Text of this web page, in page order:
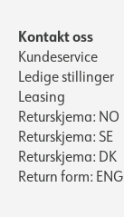
Kontakt oss
Kundeservice
Ledige stillinger
Leasing
Returskjema: NO
Returskjema: SE
Returskjema: DK
Return form: ENG